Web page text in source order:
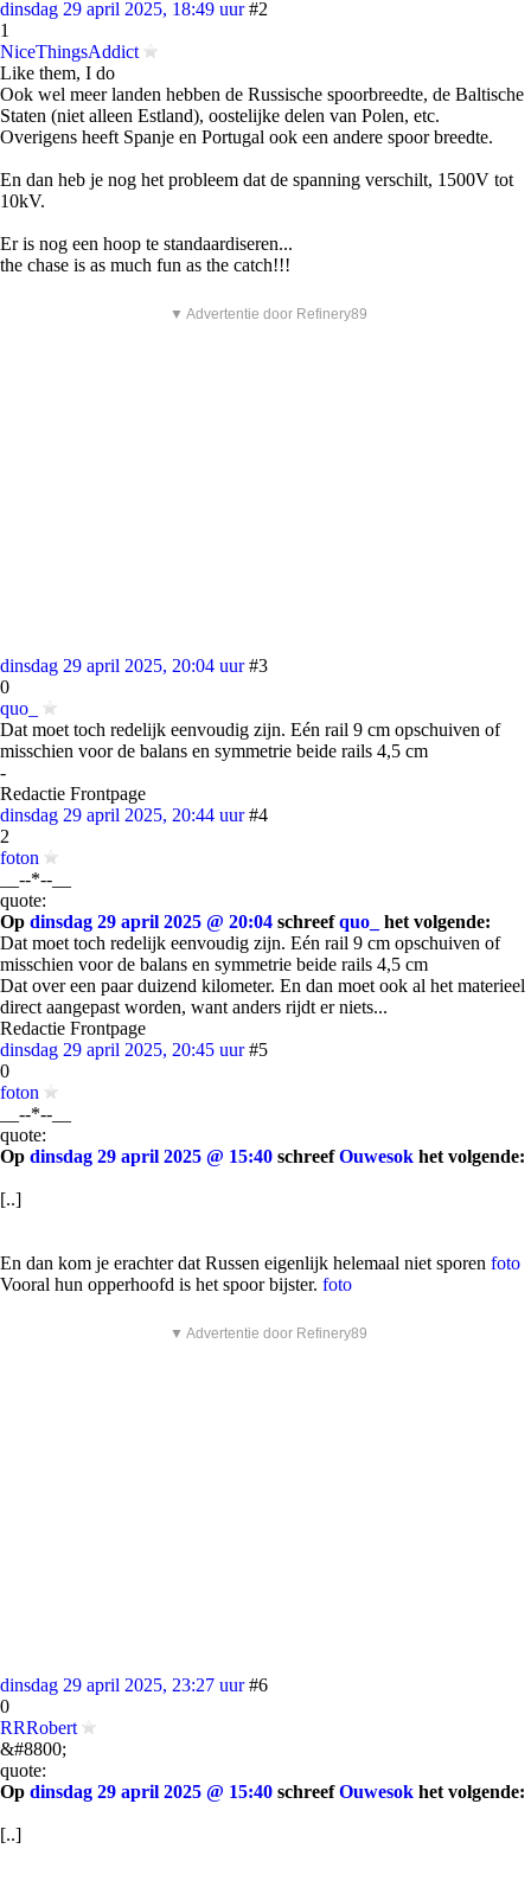
dinsdag 29 april 2025, 18:49 uur #2
1
NiceThingsAddict
Like them, I do
Ook wel meer landen hebben de Russische spoorbreedte, de Baltische
Staten (niet alleen Estland), oostelijke delen van Polen, etc.
Overigens heeft Spanje en Portugal ook een andere spoor breedte.
En dan heb je nog het probleem dat de spanning verschilt, 1500V tot
10kV.
Er is nog een hoop te standaardiseren...
the chase is as much fun as the catch!!!
▼ Advertentie door Refinery89
dinsdag 29 april 2025, 20:04 uur #3
0
quo_
Dat moet toch redelijk eenvoudig zijn. Eén rail 9 cm opschuiven of
misschien voor de balans en symmetrie beide rails 4,5 cm
-
Redactie Frontpage
dinsdag 29 april 2025, 20:44 uur #4
2
foton
__--*--__
quote:
Op dinsdag 29 april 2025 @ 20:04 schreefquo_
het volgende:
Dat moet toch redelijk eenvoudig zijn. Eén rail 9 cm opschuiven of
misschien voor de balans en symmetrie beide rails 4,5 cm
Dat over een paar duizend kilometer. En dan moet ook al het materieel
direct aangepast worden, want anders rijdt er niets...
Redactie Frontpage
dinsdag 29 april 2025, 20:45 uur #5
0
foton
__--*--__
quote:
Op dinsdag 29 april 2025 @ 15:40 schreefOuwesok het volgende:
[..]
En dan kom je erachter dat Russen eigenlijk helemaal niet sporen foto
Vooral hun opperhoofd is het spoor bijster. foto
▼ Advertentie door Refinery89
dinsdag 29 april 2025, 23:27 uur #6
0
RRRobert
&#8800;
quote:
Op dinsdag 29 april 2025 @ 15:40 schreefOuwesok het volgende:
[..]